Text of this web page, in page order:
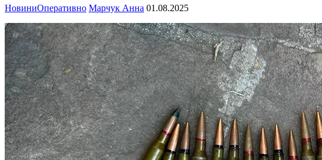
НовиниОперативно Марчук Анна 01.08.2025